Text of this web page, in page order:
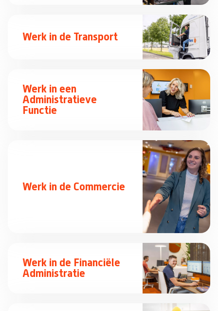
Werk in de Transport
Werk in een
Administratieve
Functie
Werk in de Commercie
Werk in de Financiële
Administratie